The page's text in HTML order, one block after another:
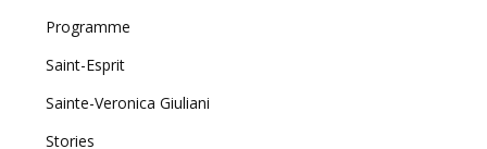
Programme
Saint-Esprit
Sainte-Veronica Giuliani
Stories